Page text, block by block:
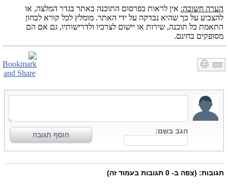
הערה חשובה: אין לראות בפרסום התוכנה באתר בגדר המלצה, או
להצביע על כך שהיא נבדקה על ידי האתר. מומלץ לכל קורא לבחון
התאמת כל תוכנה, שירות או יישום לצרכיו ולדרישותיו, גם אם הם
מסופקים בחינם.